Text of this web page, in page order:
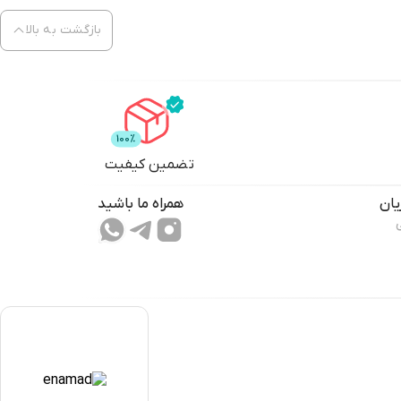
بازگشت به بالا
تضمین کیفیت
همراه ما باشید